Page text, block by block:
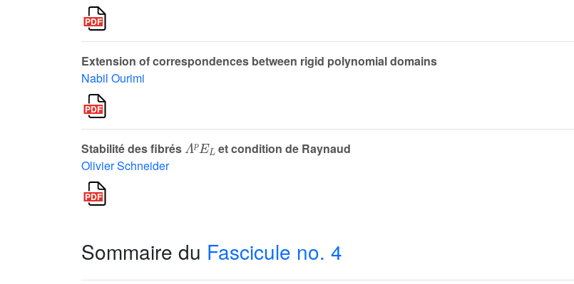
Extension of correspondences between rigid polynomial domains
Nabil Ourimi
Stabilité des fibrés
Λ
et condition de Raynaud
Olivier Schneider
Sommaire du Fascicule no. 4